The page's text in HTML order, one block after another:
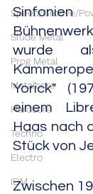
Speed/Groove/
Slude Metal
Prog Metal
Metalcore
Hardcore
Techno
Electro
IDM
wurde
Yorick"
einem
Haas nach
Stück von
Zwischen